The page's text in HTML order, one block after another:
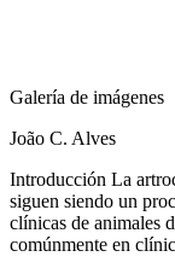
Galería de imágenes
João C. Alves
Introducción La
siguen siendo un
clínicas de animales
comúnmente en